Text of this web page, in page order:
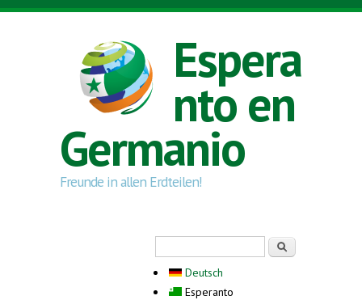
Skip to main content
Espera
nto en
Germanio
Freunde in allen Erdteilen!
Deutsch
Esperanto